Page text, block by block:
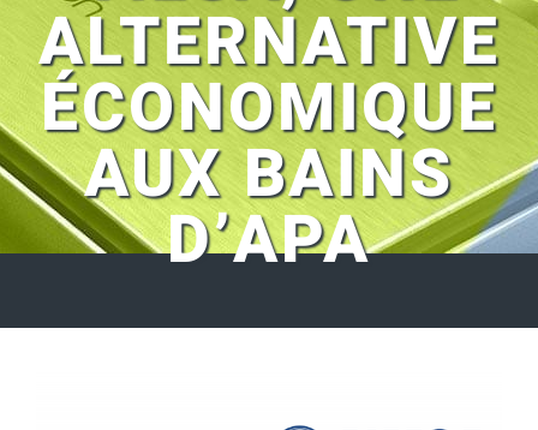
ALTERNATIVE
ÉCONOMIQUE
AUX BAINS
D’APA